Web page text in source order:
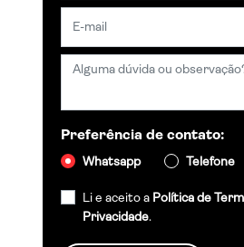
Preferência de contato:
Whatsapp Telefone
Li e aceito a Política de
Privacidade.